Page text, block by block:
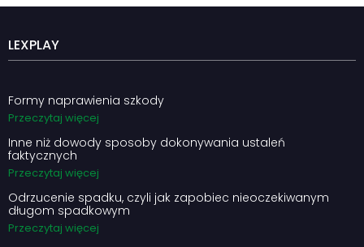
LEXPLAY
Formy naprawienia szkody
Przeczytaj więcej
Inne niż dowody sposoby dokonywania ustaleń
faktycznych
Przeczytaj więcej
Odrzucenie spadku, czyli jak zapobiec nieoczekiwanym
długom spadkowym
Przeczytaj więcej